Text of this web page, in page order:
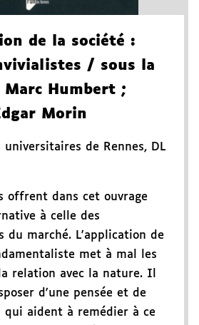
de la société :
/ sous la
Humbert ;
Morin
universitaires de Rennes, DL
offrent dans cet ouvrage
à celle des
du marché. L'application de
met à mal les
relation avec la nature. Il
d'une pensée et de
qui aident à remédier à ce